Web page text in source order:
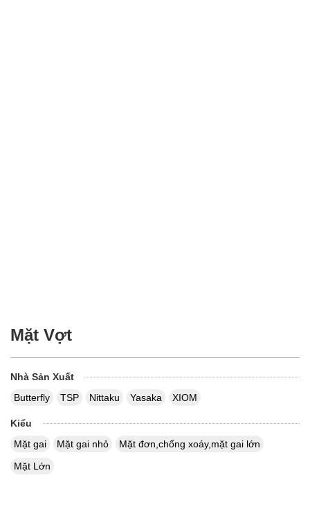
Mặt Vợt
Nhà Sản Xuất
Butterfly
TSP Nittaku Yasaka XIOM
Kiểu
Mặt gai
Mặt gai nhỏ
Mặt đơn,chống xoáy,mặt gai lớn
Mặt Lớn